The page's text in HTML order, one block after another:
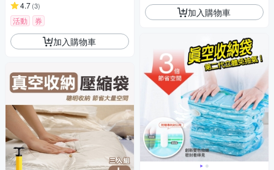
季外套
4.7(3)
活動 券
加入購物車
加入購物車